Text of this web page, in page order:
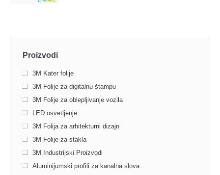
Proizvodi
3M Kater folije
3M Folije za digitalnu štampu
3M Folije za oblepljivanje vozila
LED osvetljenje
3M Folija za arhitekturni dizajn
3M Folije za stakla
3M Industrijski Proizvodi
Aluminijumski profili za kanalna slova